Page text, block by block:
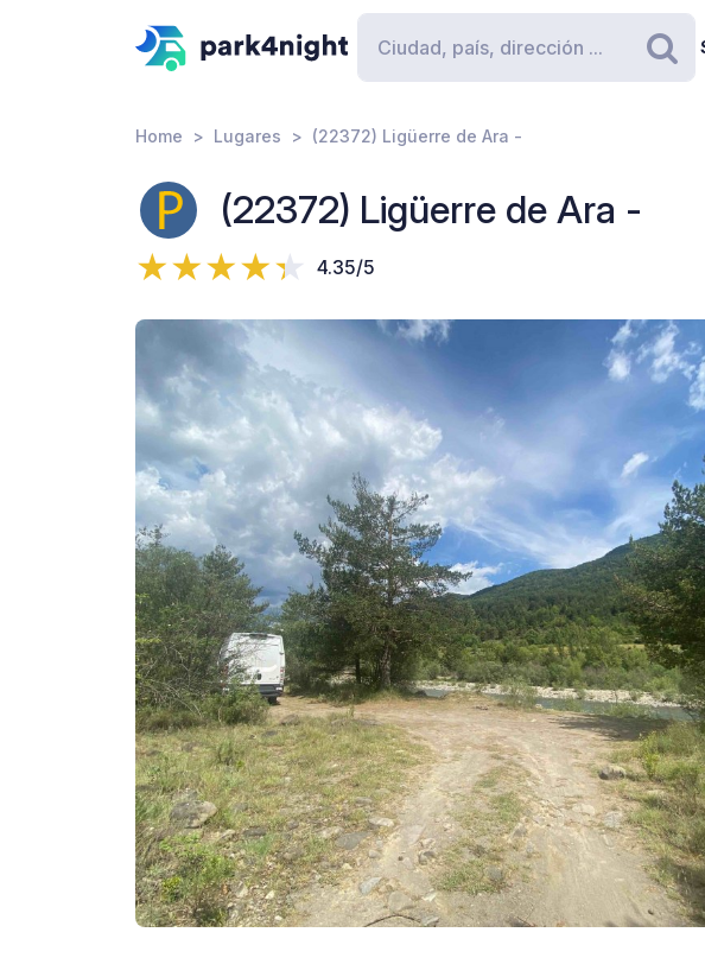
Home Lugares (22372) Ligüerre de Ara -
(22372) Ligüerre de Ara -
4.35/5